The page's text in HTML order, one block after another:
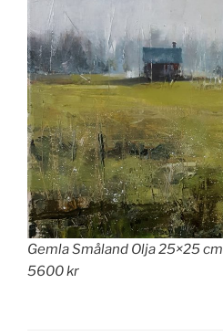
Gemla Småland Olja 25×25 cm
5600 kr